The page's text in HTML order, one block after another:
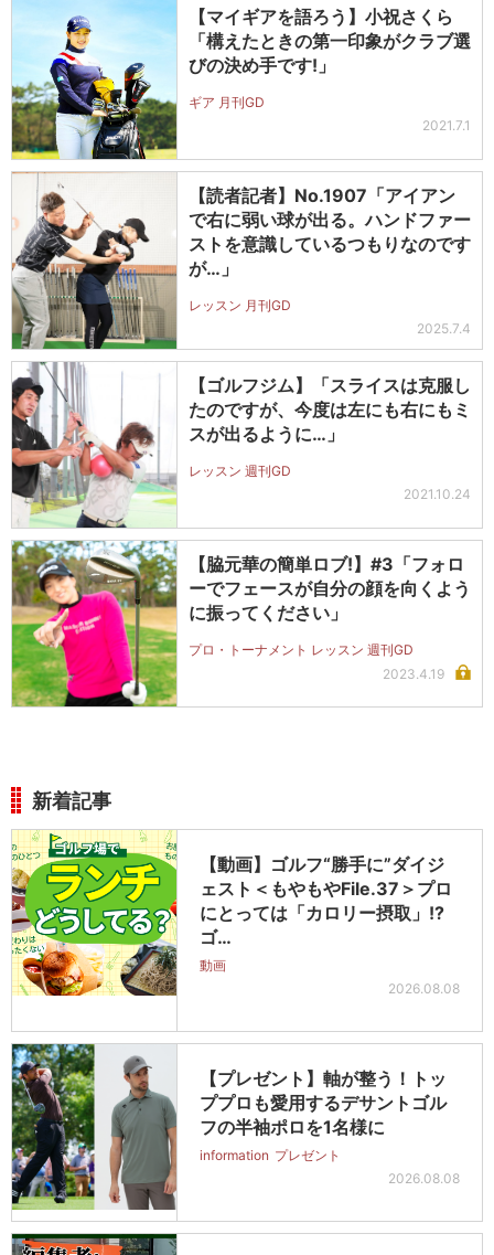
【マイギアを語ろう】小祝さくら
「構えたときの第一印象がクラブ選
びの決め手です!」
ギア 月刊GD
2021.7.1
【読者記者】No.1907「アイアン
で右に弱い球が出る。ハンドファー
ストを意識しているつもりなのです
が…」
レッスン 月刊GD
2025.7.4
【ゴルフジム】「スライスは克服し
たのですが、今度は左にも右にもミ
スが出るように…」
レッスン 週刊GD
2021.10.24
【脇元華の簡単ロブ!】#3「フォロ
ーでフェースが自分の顔を向くよう
に振ってください」
プロ・トーナメント レッスン 週刊GD
2023.4.19
新着記事
【動画】ゴルフ“勝手に”ダイジ
ェスト＜もやもやFile.37＞プロ
にとっては「カロリー摂取」!?
ゴ…
動画
2026.08.08
【プレゼント】軸が整う！トッ
ププロも愛用するデサントゴル
フの半袖ポロを1名様に
information プレゼント
2026.08.08